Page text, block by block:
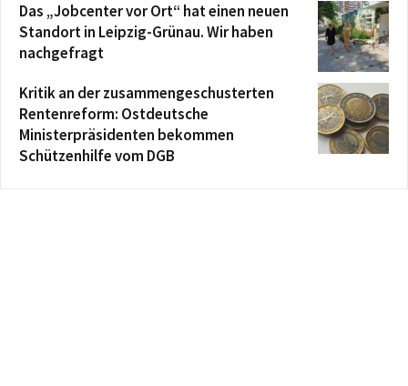
Das „Jobcenter vor Ort“ hat einen neuen
Standort in Leipzig-Grünau. Wir haben
nachgefragt
Kritik an der zusammengeschusterten
Rentenreform: Ostdeutsche
Ministerpräsidenten bekommen
Schützenhilfe vom DGB